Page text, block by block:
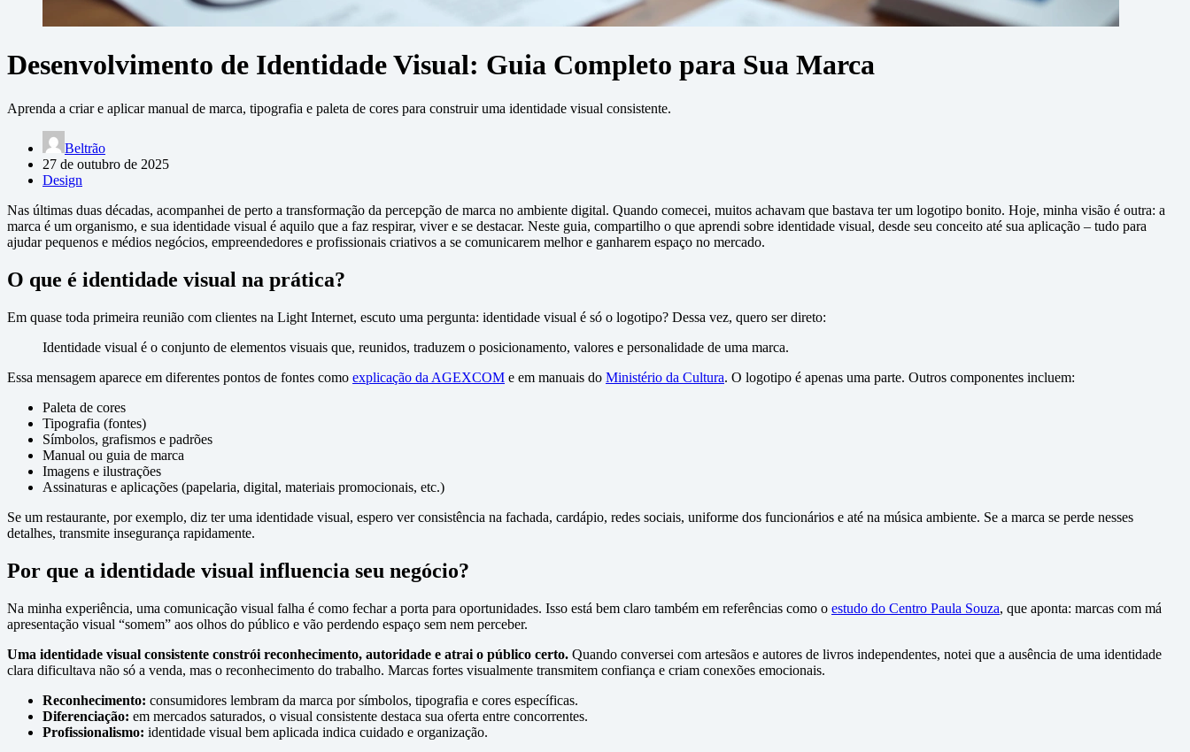
Desenvolvimento de Identidade Visual: Guia Completo para Sua Marca
Aprenda a criar e aplicar manual de marca, tipografia e paleta de cores para construir uma identidade visual consistente.
Beltrão
27 de outubro de 2025
Design
Nas últimas duas décadas, acompanhei de perto a transformação da percepção de marca no ambiente digital. Quando comecei, muitos achavam que bastava ter um logotipo bonito. Hoje, minha visão é outra: a
marca é um organismo, e sua identidade visual é aquilo que a faz respirar, viver e se destacar. Neste guia, compartilho o que aprendi sobre identidade visual, desde seu conceito até sua aplicação – tudo para
ajudar pequenos e médios negócios, empreendedores e profissionais criativos a se comunicarem melhor e ganharem espaço no mercado.
O que é identidade visual na prática?
Em quase toda primeira reunião com clientes na Light Internet, escuto uma pergunta: identidade visual é só o logotipo? Dessa vez, quero ser direto:
Identidade visual é o conjunto de elementos visuais que, reunidos, traduzem o posicionamento, valores e personalidade de uma marca.
Essa mensagem aparece em diferentes pontos de fontes como explicação da AGEXCOM e em manuais do Ministério da Cultura. O logotipo é apenas uma parte. Outros componentes incluem:
Paleta de cores
Tipografia (fontes)
Símbolos, grafismos e padrões
Manual ou guia de marca
Imagens e ilustrações
Assinaturas e aplicações (papelaria, digital, materiais promocionais, etc.)
Se um restaurante, por exemplo, diz ter uma identidade visual, espero ver consistência na fachada, cardápio, redes sociais, uniforme dos funcionários e até na música ambiente. Se a marca se perde nesses
detalhes, transmite insegurança rapidamente.
Por que a identidade visual influencia seu negócio?
Na minha experiência, uma comunicação visual falha é como fechar a porta para oportunidades. Isso está bem claro também em referências como o estudo do Centro Paula Souza, que aponta: marcas com má
apresentação visual “somem” aos olhos do público e vão perdendo espaço sem nem perceber.
Uma identidade visual consistente constrói reconhecimento, autoridade e atrai o público certo. Quando conversei com artesãos e autores de livros independentes, notei que a ausência de uma identidade
clara dificultava não só a venda, mas o reconhecimento do trabalho. Marcas fortes visualmente transmitem confiança e criam conexões emocionais.
Reconhecimento: consumidores lembram da marca por símbolos, tipografia e cores específicas.
Diferenciação: em mercados saturados, o visual consistente destaca sua oferta entre concorrentes.
Profissionalismo: identidade visual bem aplicada indica cuidado e organização.